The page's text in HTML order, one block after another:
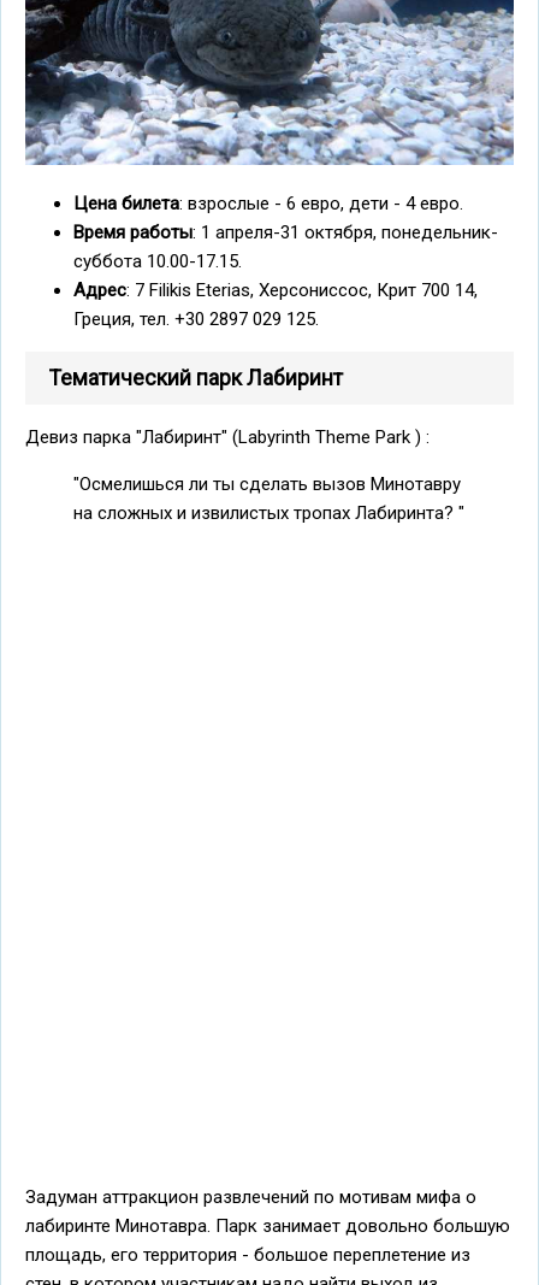
Цена билета: взрослые - 6 евро, дети - 4 евро.
Время работы: 1 апреля-31 октября, понедельник-
суббота 10.00-17.15.
Адрес: 7 Filikis Eterias, Херсониссос, Крит 700 14,
Греция, тел. +30 2897 029 125.
Тематический парк Лабиринт
Девиз парка "Лабиринт" (Labyrinth Theme Park ) :
"Осмелишься ли ты сделать вызов Минотавру
на сложных и извилистых тропах Лабиринта? "
Задуман аттракцион развлечений по мотивам мифа о
лабиринте Минотавра. Парк занимает довольно большую
площадь, его территория - большое переплетение из